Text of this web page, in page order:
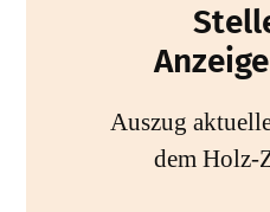
Auszug
dem Holz-